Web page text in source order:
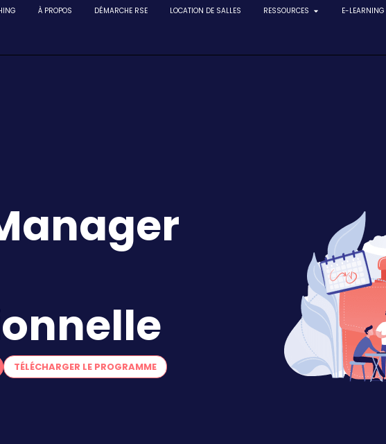
À PROPOS DÉMARCHE RSE LOCATION DE SALLES RESSOURCES E-LEARNING
TÉLÉCHARGER LE PROGRAMME